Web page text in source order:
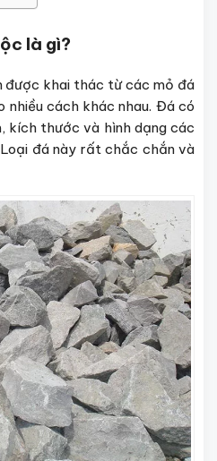
là gì?
được khai thác từ các mỏ đá
nhiều cách khác nhau. Đá có
kích thước và hình dạng các
đá này rất chắc chắn và